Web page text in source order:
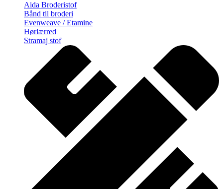
Aida Broderistof
Bånd til broderi
Evenweave / Etamine
Hørlærred
Stramaj stof